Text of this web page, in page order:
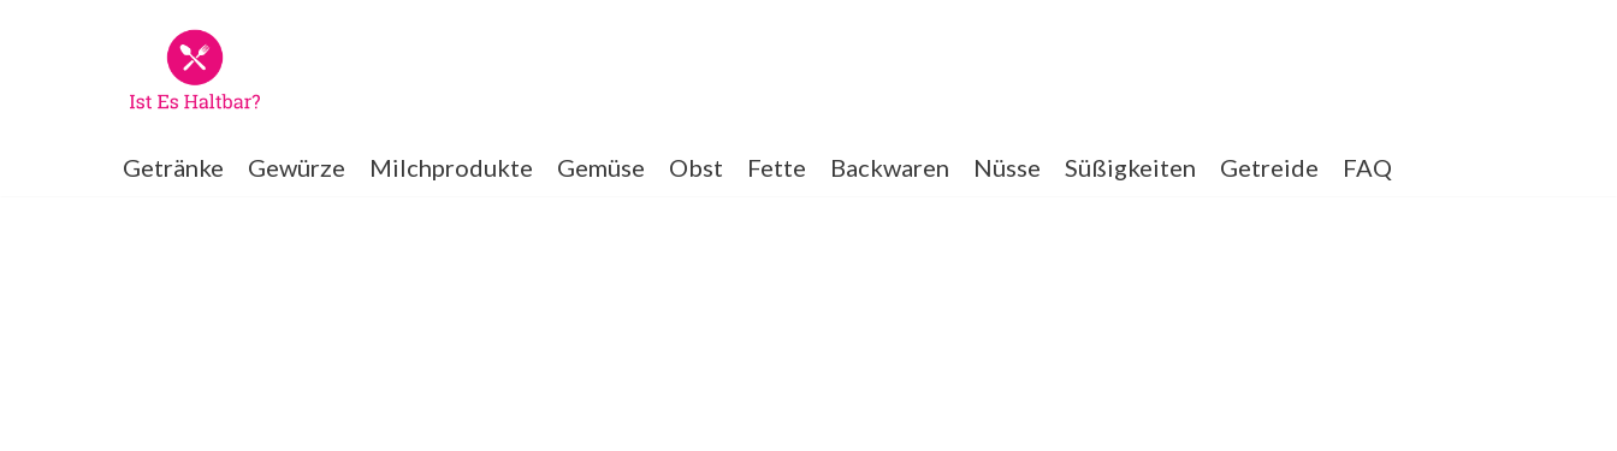
Getränke Gewürze Milchprodukte Gemüse Obst Fette Backwaren Nüsse Süßigkeiten Getreide FAQ